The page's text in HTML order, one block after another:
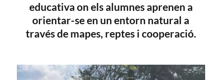
educativa on els alumnes aprenen a
orientar-se en un entorn natural a
través de mapes, reptes i cooperació.